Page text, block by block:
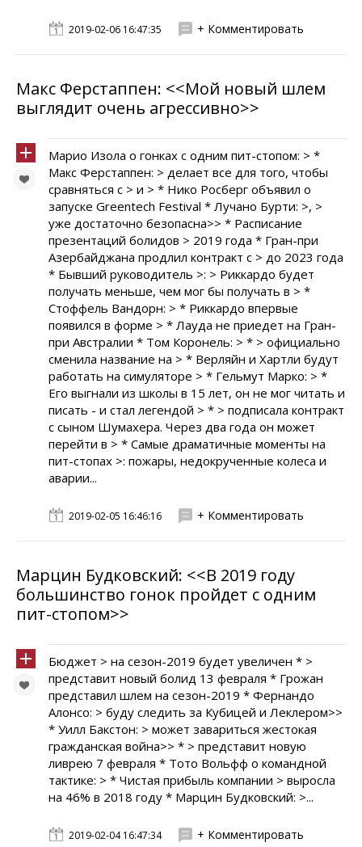
2019-02-06 16:47:35 + Комментировать
Макс Ферстаппен: <<Мой новый шлем
выглядит очень агрессивно>>
Марио Изола о гонках с одним пит-стопом: > *
Макс Ферстаппен: > делает все для того, чтобы
сравняться с > и > * Нико Росберг объявил о
запуске Greentech Festival * Лучано Бурти: >, >
уже достаточно безопасна>> * Расписание
презентаций болидов > 2019 года * Гран-при
Азербайджана продлил контракт с > до 2023 года
* Бывший руководитель >: > Риккардо будет
получать меньше, чем мог бы получать в > *
Стоффель Вандорн: > * Риккардо впервые
появился в форме > * Лауда не приедет на Гран-
при Австралии * Том Коронель: > * > официально
сменила название на > * Верляйн и Хартли будут
работать на симуляторе > * Гельмут Марко: > *
Его выгнали из школы в 15 лет, он не мог читать и
писать - и стал легендой > * > подписала контракт
с сыном Шумахера. Через два года он может
перейти в > * Самые драматичные моменты на
пит-стопах >: пожары, недокрученные колеса и
аварии...
2019-02-05 16:46:16 + Комментировать
Марцин Будковский: <<В 2019 году
большинство гонок пройдет с одним
пит-стопом>>
Бюджет > на сезон-2019 будет увеличен * >
представит новый болид 13 февраля * Грожан
представил шлем на сезон-2019 * Фернандо
Алонсо: > буду следить за Кубицей и Леклером>>
* Уилл Бакстон: > может завариться жестокая
гражданская война>> * > представит новую
ливрею 7 февраля * Тото Вольфф о командной
тактике: > * Чистая прибыль компании > выросла
на 46% в 2018 году * Марцин Будковский: >...
2019-02-04 16:47:34 + Комментировать